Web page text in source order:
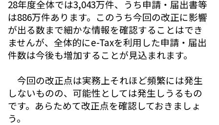
28年度全体では3,043万件、うち申請・届出書等
は886万件あります。このうち今回の改正に影響
が出る数まで細かな情報を確認することはでき
ませんが、全体的にe-Taxを利用した申請・届出
件数は今後も増加することが見込まれます。
今回の改正点は実務上それほど頻繁には発生
しないものの、可能性としては発生しうるもの
です。あらためて改正点を確認しておきましょ
う。